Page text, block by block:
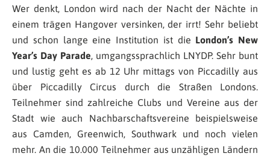
Wer denkt, London wird nach der Nacht der Nächte in
einem trägen Hangover versinken, der irrt! Sehr beliebt
und schon lange eine Institution ist die London’s New
Year’s Day Parade, umgangssprachlich LNYDP. Sehr bunt
und lustig geht es ab 12 Uhr mittags von Piccadilly aus
über Piccadilly Circus durch die Straßen Londons.
Teilnehmer sind zahlreiche Clubs und Vereine aus der
Stadt wie auch Nachbarschaftsvereine beispielsweise
aus Camden, Greenwich, Southwark und noch vielen
mehr. An die 10.000 Teilnehmer aus unzähligen Ländern